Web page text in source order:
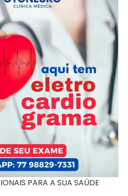
PARA A SUA SAÚDE